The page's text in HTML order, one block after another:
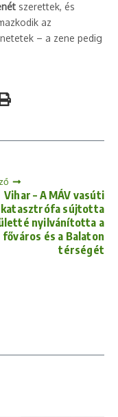
szerettek, és
az
– a zene pedig
Vihar – A MÁV vasúti
katasztrófa sújtotta
nyilvánította a
főváros és a Balaton
térségét